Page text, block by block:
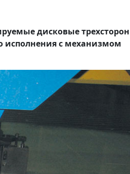
дисковые
исполнения с механизмом